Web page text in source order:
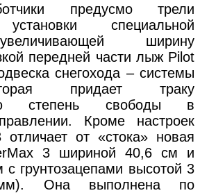
предусмо трели
специальной
ширину
передней части лыж Pilot
снегохода – системы
придает траку
степень свободы в
Кроме настроек
отличает от «стока» новая
3 шириной 40,6 см и
грунтозацепами высотой 3
Она выполнена по